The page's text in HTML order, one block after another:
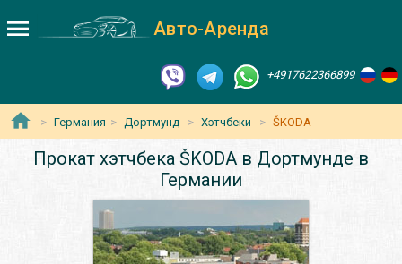
Авто-Аренда
+4917622366899
Германия Дортмунд Хэтчбеки ŠKODA
Прокат хэтчбека ŠKODA в Дортмунде в
Германии